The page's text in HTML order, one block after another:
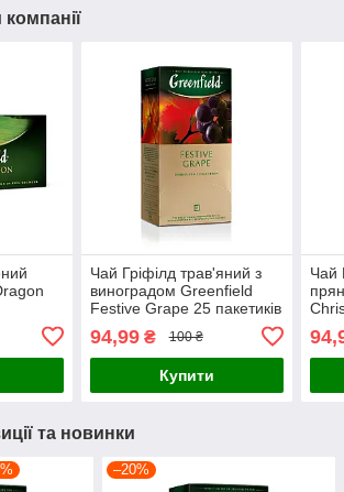
компанії
Чай Гріфілд трав'яний з
виноградом Greenfield
Festive Grape 25 пакетиків
94,99₴ 100 ₴
Купити
Чай
та новинки
–20%